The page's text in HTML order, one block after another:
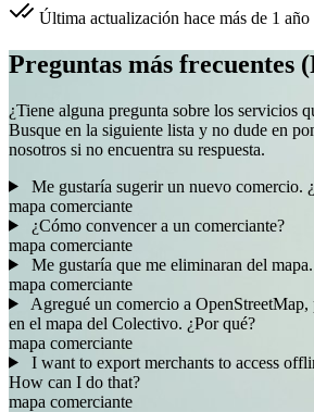
Última actualización hace más de 1 año
Preguntas más frecuentes
¿Tiene alguna pregunta sobre los servicios
Busque en la siguiente lista y no dude en
nosotros si no encuentra su respuesta.
Me gustaría sugerir un nuevo comercio.
mapa comerciante
¿Cómo convencer a un comerciante?
mapa comerciante
Me gustaría que me eliminaran del
mapa comerciante
Agregué un comercio a OpenStreetMap,
en el mapa del Colectivo. ¿Por qué?
mapa comerciante
I want to export merchants to access
How can I do that?
mapa comerciante